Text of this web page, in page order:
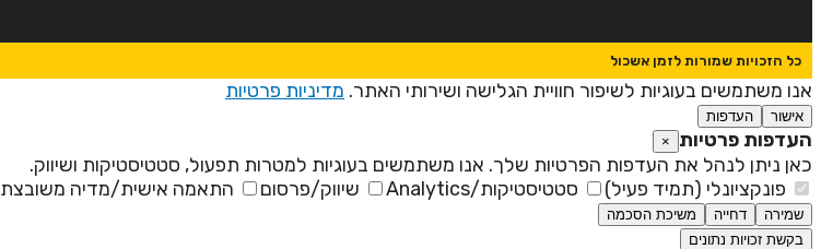
כל הזכויות שמורות לזמן אשכול
אנו משתמשים בעוגיות לשיפור חוויית הגלישה ושירותי האתר. מדיניות פרטיות
אישור העדפות
העדפות פרטיות ×
כאן ניתן לנהל את העדפות הפרטיות שלך. אנו משתמשים בעוגיות למטרות תפעול, סטטיסטיקות ושיווק.
פונקציונלי (תמיד פעיל)
סטטיסטיקות/Analytics שיווק/פרסום התאמה אישית/מדיה משובצת
שמירה דחייה
משיכת הסכמה
בקשת זכויות נתונים